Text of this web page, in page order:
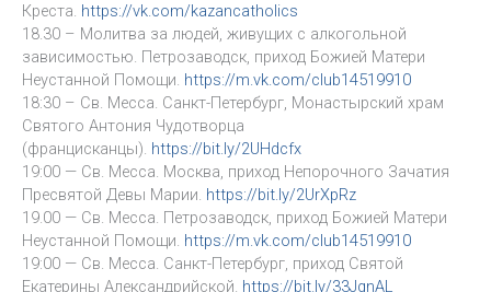
Креста. https://vk.com/kazancatholics
18.30 – Молитва за людей, живущих с алкогольной
зависимостью. Петрозаводск, приход Божией Матери
Неустанной Помощи. https://m.vk.com/club14519910
18:30 – Св. Месса. Санкт-Петербург, Монастырский храм
Святого Антония Чудотворца
(францисканцы). https://bit.ly/2UHdcfx
19:00 — Св. Месса. Москва, приход Непорочного Зачатия
Пресвятой Девы Марии. https://bit.ly/2UrXpRz
19.00 — Св. Месса. Петрозаводск, приход Божией Матери
Неустанной Помощи. https://m.vk.com/club14519910
19:00 — Св. Месса. Санкт-Петербург, приход Святой
Екатерины Александрийской. https://bit.ly/33JqnAL